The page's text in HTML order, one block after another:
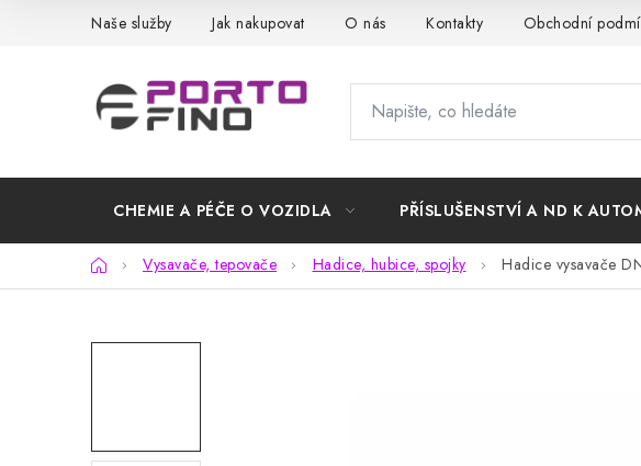
Naše služby Jak nakupovat O nás Kontakty Obchodní
CHEMIE A PÉČE O VOZIDLA PŘÍSLUŠENSTVÍ A ND K
DomůVysavače, tepovače Hadice, hubice, spojky Hadice vysavače